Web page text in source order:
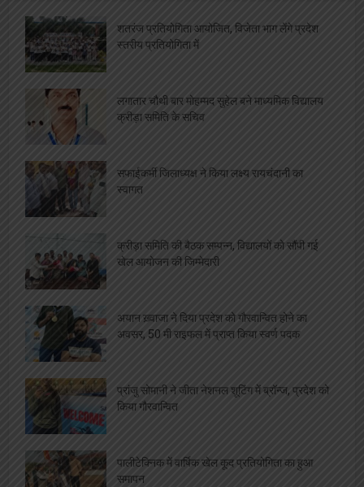
शतरंज प्रतियोगिता आयोजित, विजेता भाग लेंगे प्रदेश
स्तरीय प्रतियोगिता में
लगातार चौथी बार मोहम्मद सुहेल बने माध्यमिक विद्यालय
क्रीड़ा समिति के सचिव
सफाईकर्मी जिलाध्यक्ष ने किया लक्ष्य रायचंदानी का
स्वागत
क्रीड़ा समिति की बैठक सम्पन्न, विद्यालयों को सौंपी गई
खेल आयोजन की जिम्मेदारी
अयान ख़्वाजा ने दिया प्रदेश को गौरवान्वित होने का
अवसर, 50 मी राइफल में प्राप्त किया स्वर्ण पदक
प्रांजु सोमानी ने जीता नेशनल शूटिंग में ब्रॉन्ज, प्रदेश को
किया गौरवान्वित
पालीटेक्निक में वार्षिक खेल कूद प्रतियोगिता का हुआ
समापन